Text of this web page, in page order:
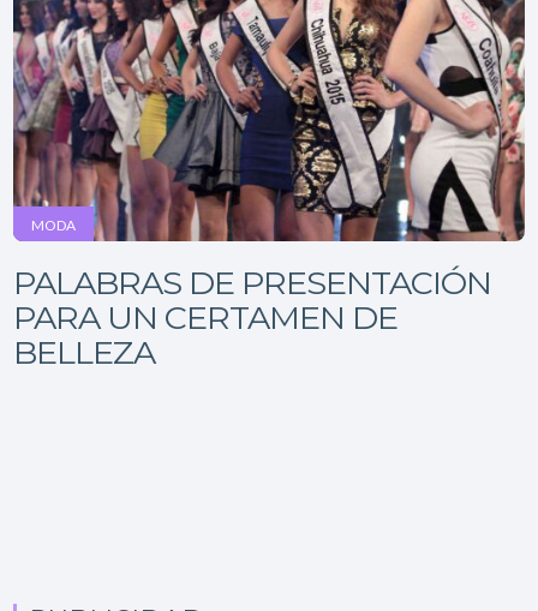
MODA
PALABRAS DE PRESENTACIÓN
PARA UN CERTAMEN DE
BELLEZA